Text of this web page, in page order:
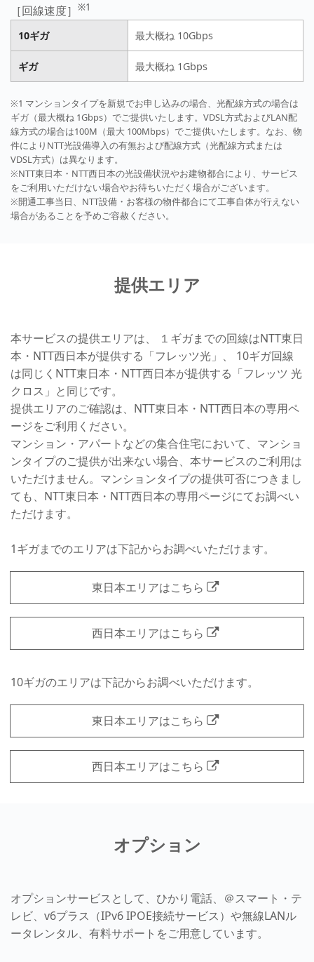
［回線速度］ ※1
10ギガ 最大概ね 10Gbps
ギガ 最大概ね 1Gbps
※1 マンションタイプを新規でお申し込みの場合、光配線方式の場合は
ギガ（最大概ね 1Gbps）でご提供いたします。VDSL方式およびLAN配
線方式の場合は100M（最大 100Mbps）でご提供いたします。なお、物
件によりNTT光設備導入の有無および配線方式（光配線方式または
VDSL方式）は異なります。
※NTT東日本・NTT西日本の光設備状況やお建物都合により、サービス
をご利用いただけない場合やお待ちいただく場合がございます。
※開通工事当日、NTT設備・お客様の物件都合にて工事自体が行えない
場合があることを予めご容赦ください。
提供エリア
本サービスの提供エリアは、 １ギガまでの回線はNTT東日
本・NTT西日本が提供する「フレッツ光」、 10ギガ回線
は同じくNTT東日本・NTT西日本が提供する「フレッツ 光
クロス」と同じです。
提供エリアのご確認は、NTT東日本・NTT西日本の専用ペ
ージをご利用ください。
マンション・アパートなどの集合住宅において、マンショ
ンタイプのご提供が出来ない場合、本サービスのご利用は
いただけません。マンションタイプの提供可否につきまし
ても、NTT東日本・NTT西日本の専用ページにてお調べい
ただけます。
1ギガまでのエリアは下記からお調べいただけます。
東日本エリアはこちら
西日本エリアはこちら
10ギガのエリアは下記からお調べいただけます。
東日本エリアはこちら
西日本エリアはこちら
オプション
オプションサービスとして、ひかり電話、＠スマート・テ
レビ、v6プラス（IPv6 IPOE接続サービス）や無線LANル
ータレンタル、有料サポートをご用意しています。